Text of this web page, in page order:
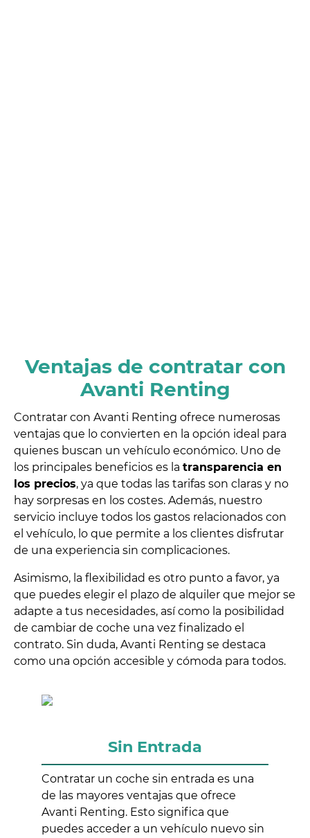
Ventajas de contratar con
Avanti Renting
Contratar con Avanti Renting ofrece numerosas
ventajas que lo convierten en la opción ideal para
quienes buscan un vehículo económico. Uno de
los principales beneficios es la transparencia en
los precios, ya que todas las tarifas son claras y no
hay sorpresas en los costes. Además, nuestro
servicio incluye todos los gastos relacionados con
el vehículo, lo que permite a los clientes disfrutar
de una experiencia sin complicaciones.
Asimismo, la flexibilidad es otro punto a favor, ya
que puedes elegir el plazo de alquiler que mejor se
adapte a tus necesidades, así como la posibilidad
de cambiar de coche una vez finalizado el
contrato. Sin duda, Avanti Renting se destaca
como una opción accesible y cómoda para todos.
Sin Entrada
Contratar un coche sin entrada es una
de las mayores ventajas que ofrece
Avanti Renting. Esto significa que
puedes acceder a un vehículo nuevo sin